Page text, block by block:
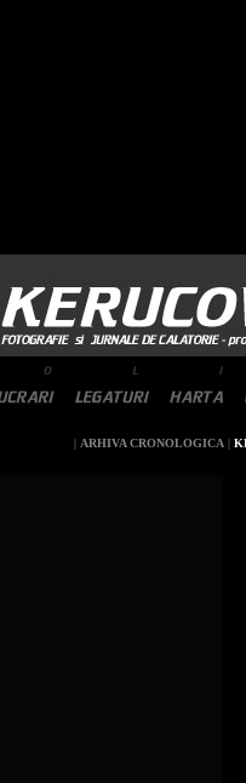
| ARHIVA CRONOLOGICA |